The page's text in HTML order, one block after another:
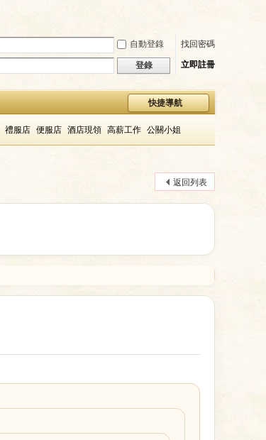
自動登錄 找回密碼
登錄 立即註冊
快捷導航
禮服店 便服店 酒店現領 高薪工作 公關小姐
返回列表